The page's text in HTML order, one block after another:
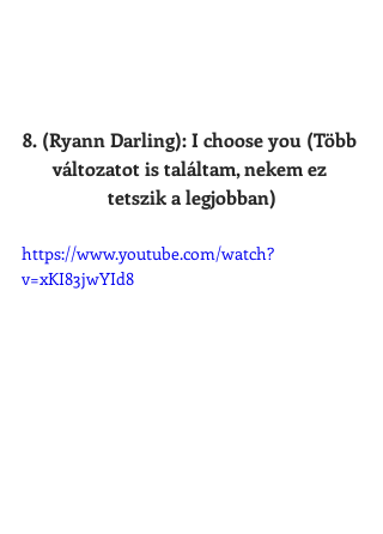
8. (Ryann Darling): I choose you (Több
változatot is találtam, nekem ez
tetszik a legjobban)
https://www.youtube.com/watch?
v=xKI83jwYId8